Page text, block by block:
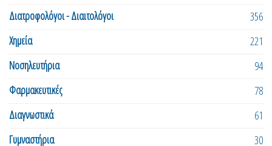
Διατροφολόγοι - Διαιτολόγοι
356
Χημεία
221
Νοσηλευτήρια
94
Φαρμακευτικές
78
Διαγνωστικά
61
Γυμναστήρια
30